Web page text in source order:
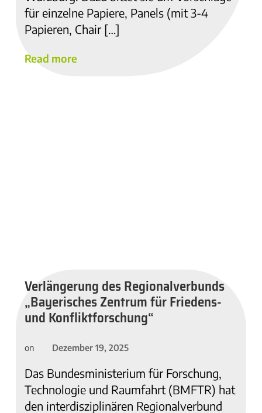
für einzelne Papiere, Panels (mit 3-4
Papieren, Chair […]
Read more
Verlängerung des Regionalverbunds
„Bayerisches Zentrum für Friedens-
und Konfliktforschung“
on Dezember 19, 2025
Das Bundesministerium für Forschung,
Technologie und Raumfahrt (BMFTR) hat
den interdisziplinären Regionalverbund